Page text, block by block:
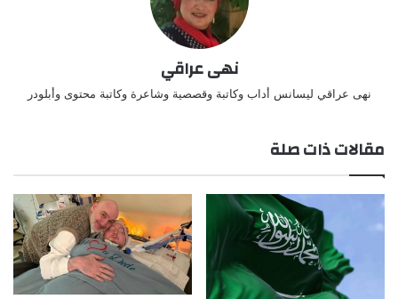
نهى عراقي
نهى عراقي ليسانس أداب وكاتبة وقصصية وشاعرة وكاتبة محتوى وأبلودر
مقالات ذات صلة